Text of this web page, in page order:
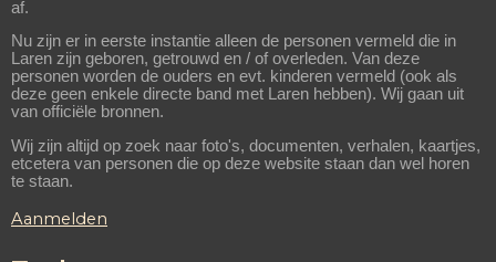
af.
Nu zijn er in eerste instantie alleen de personen vermeld die in
Laren zijn geboren, getrouwd en / of overleden. Van deze
personen worden de ouders en evt. kinderen vermeld (ook als
deze geen enkele directe band met Laren hebben). Wij gaan uit
van officiële bronnen.
Wij zijn altijd op zoek naar foto's, documenten, verhalen, kaartjes,
etcetera van personen die op deze website staan dan wel horen
te staan.
Aanmelden